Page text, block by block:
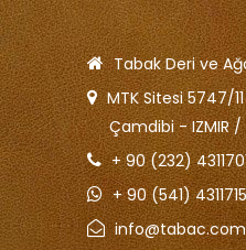
Tabak Deri ve
MTK Sitesi 5747/11
Çamdibi - IZMIR /
+ 90 (232)
+ 90 (541) 4311715